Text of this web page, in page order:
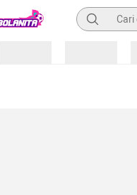
Pencarian